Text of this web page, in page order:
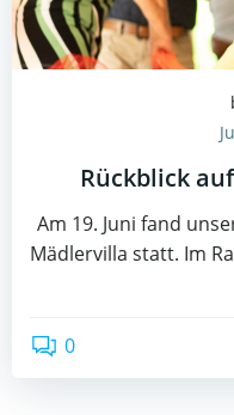
Rückblick
Am 19. Juni fand
Mädlervilla statt. Im
0